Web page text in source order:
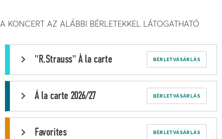
A KONCERT AZ ALÁBBI BÉRLETEKKEL LÁTOGATHATÓ
BÉRLETVÁSÁRLÁS
"R.Strauss" À la carte
BÉRLETVÁSÁRLÁS
Á la carte 2026/27
BÉRLETVÁSÁRLÁS
Favorites